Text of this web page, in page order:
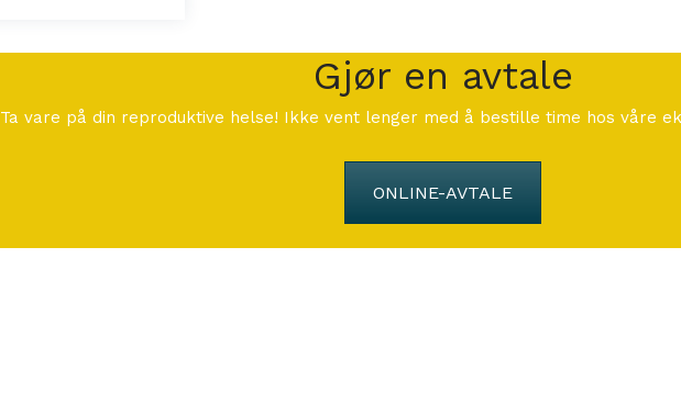
Gjør en avtale
Ta vare på din reproduktive helse! Ikke vent lenger med å bestille time hos våre
ONLINE-AVTALE